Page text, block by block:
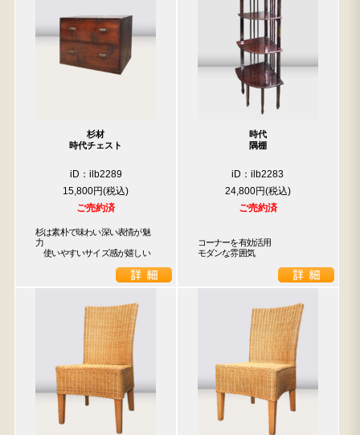
杉材
時代チェスト
iD：ilb2289
15,800円
ご売約済
杉は素朴で味わい深い表情が魅
力
使いやすいサイズ感が嬉しい
時代
隅棚
iD：ilb2283
24,800円
ご売約済
コーナーを有効活用
モダンな雰囲気